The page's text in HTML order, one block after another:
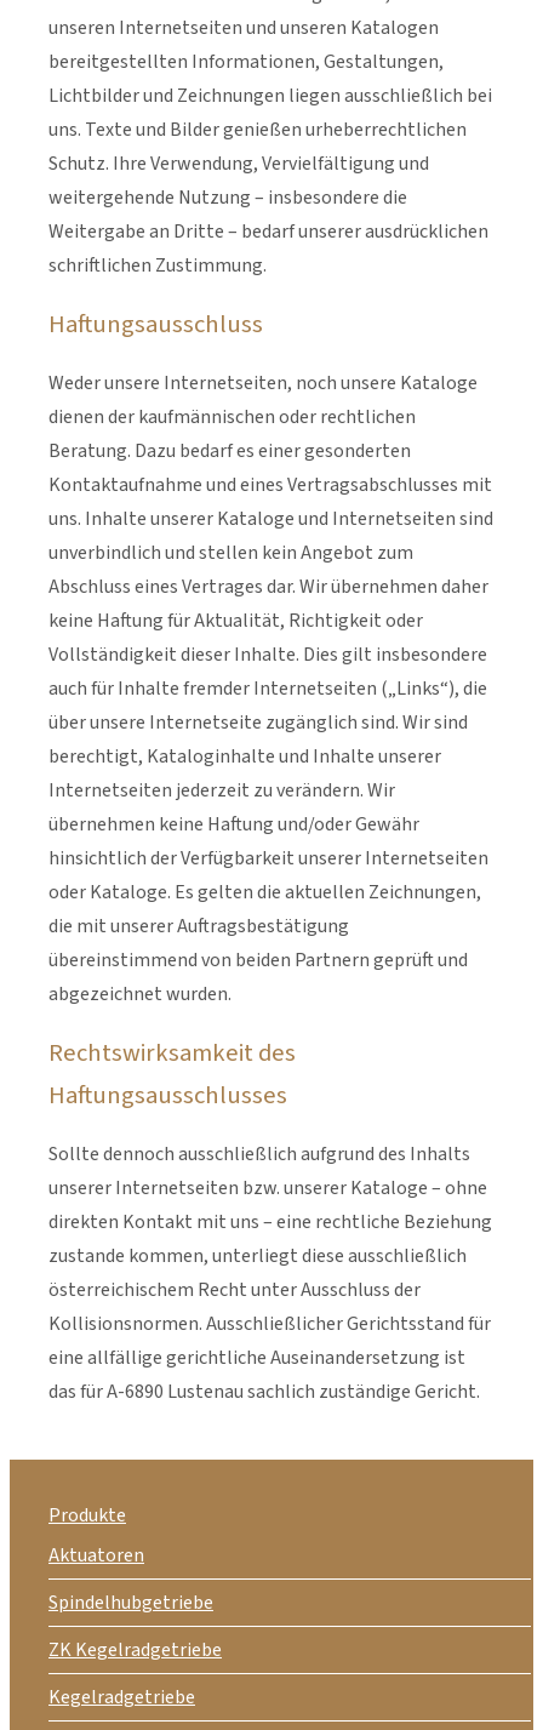
unseren Internetseiten und unseren Katalogen
bereitgestellten Informationen, Gestaltungen,
Lichtbilder und Zeichnungen liegen ausschließlich bei
uns. Texte und Bilder genießen urheberrechtlichen
Schutz. Ihre Verwendung, Vervielfältigung und
weitergehende Nutzung – insbesondere die
Weitergabe an Dritte – bedarf unserer ausdrücklichen
schriftlichen Zustimmung.
Haftungsausschluss
Weder unsere Internetseiten, noch unsere Kataloge
dienen der kaufmännischen oder rechtlichen
Beratung. Dazu bedarf es einer gesonderten
Kontaktaufnahme und eines Vertragsabschlusses mit
uns. Inhalte unserer Kataloge und Internetseiten sind
unverbindlich und stellen kein Angebot zum
Abschluss eines Vertrages dar. Wir übernehmen daher
keine Haftung für Aktualität, Richtigkeit oder
Vollständigkeit dieser Inhalte. Dies gilt insbesondere
auch für Inhalte fremder Internetseiten („Links“), die
über unsere Internetseite zugänglich sind. Wir sind
berechtigt, Kataloginhalte und Inhalte unserer
Internetseiten jederzeit zu verändern. Wir
übernehmen keine Haftung und/oder Gewähr
hinsichtlich der Verfügbarkeit unserer Internetseiten
oder Kataloge. Es gelten die aktuellen Zeichnungen,
die mit unserer Auftragsbestätigung
übereinstimmend von beiden Partnern geprüft und
abgezeichnet wurden.
Rechtswirksamkeit des
Haftungsausschlusses
Sollte dennoch ausschließlich aufgrund des Inhalts
unserer Internetseiten bzw. unserer Kataloge – ohne
direkten Kontakt mit uns – eine rechtliche Beziehung
zustande kommen, unterliegt diese ausschließlich
österreichischem Recht unter Ausschluss der
Kollisionsnormen. Ausschließlicher Gerichtsstand für
eine allfällige gerichtliche Auseinandersetzung ist
das für A-6890 Lustenau sachlich zuständige Gericht.
Produkte
Aktuatoren
Spindelhubgetriebe
ZK Kegelradgetriebe
Kegelradgetriebe